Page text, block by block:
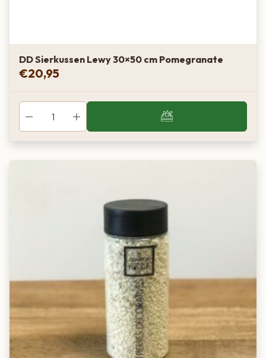
DD Sierkussen Lewy 30×50 cm Pomegranate
€20,95